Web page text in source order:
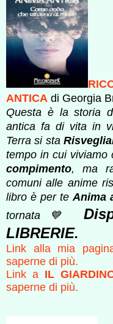
ANTICA di Georgia
Questa è la storia
antica fa di vita in
Terra si sta
tempo in cui viviamo
compimento, ma
comuni alle anime
libro è per te Anima
tornata💙
LIBRERIE.
Link alla mia
saperne di più.
Link a IL
saperne di più.